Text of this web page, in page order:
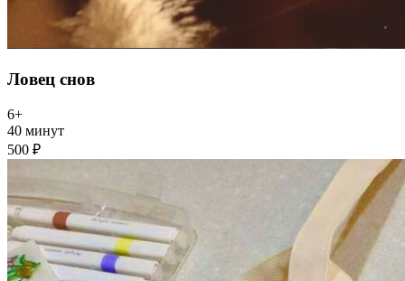
Ловец снов
6+
40 минут
500 ₽